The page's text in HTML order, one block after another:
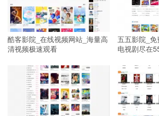
酷客影院_在线视频网站_海量高
清视频极速观看
五五影院_
电视剧尽在